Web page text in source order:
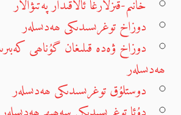
خانىم-قىزلارغا ئالاقىدار پەتىۋالار
دوزاخ توغرىسىدىكى ھەدىسلەر
دوزاخ ۋەدە قىلىغان گۇناھى
ھەدىسلەر
دوستلۇق توغرىسىدىكى ھەدىسلەر